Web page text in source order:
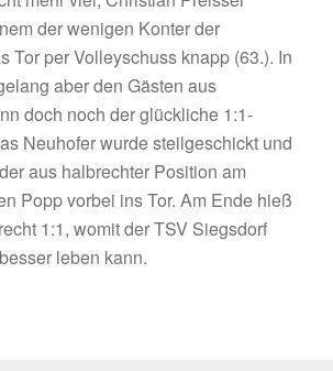
passte aus unbedrängter
zurück zu seinem Keeper,
vorbei, so kullerte der Ball
ins leere Tor – ein nettes
Pause hatte Jonas Neuhofer
14m die Ausgleichschance,
sich zu spät, so blieb es bis
1:0-Führung.